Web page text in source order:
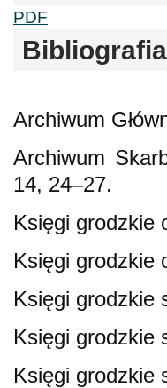
PDF
Bibliografia
Archiwum
Archiwum
14, 24–27.
Księgi grodzkie
Księgi grodzkie
Księgi grodzkie
Księgi grodzkie
Księgi grodzkie